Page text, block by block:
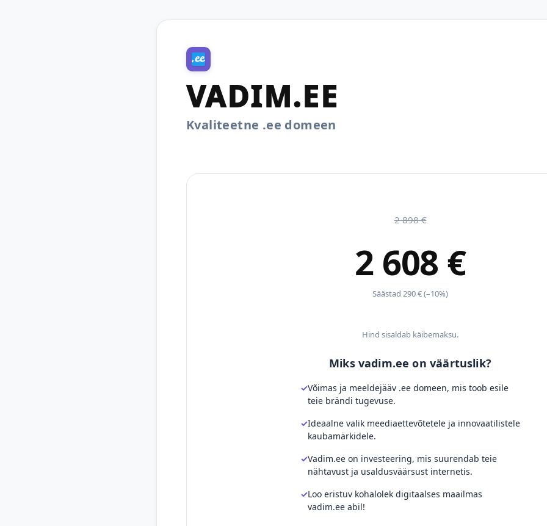
VADIM.EE
Kvaliteetne .ee domeen
2 898 €
2 608 €
Säästad 290 € (–10%)
Hind sisaldab käibemaksu.
Miks vadim.ee on väärtuslik?
Võimas ja meeldejääv .ee domeen, mis toob esile
teie brändi tugevuse.
Ideaalne valik meediaettevõtetele ja innovaatilistele
kaubamärkidele.
Vadim.ee on investeering, mis suurendab teie
nähtavust ja usaldusväärsust internetis.
Loo eristuv kohalolek digitaalses maailmas
vadim.ee abil!